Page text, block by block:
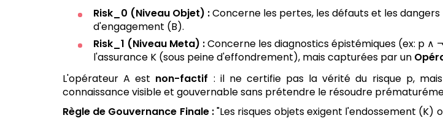
Risk_0 (Niveau Objet) :Concerne les pertes, les défauts et les
d'engagement (B).
Risk_1 (Niveau Meta) :Concerne les diagnostics épistémiques (ex: p ∧
l'assurance K (sous peine d'effondrement), mais capturées par un
L'opérateur A est non-factif : il ne certifie pas la vérité du risque p,
connaissance visible et gouvernable sans prétendre le résoudre
Règle de Gouvernance Finale :"Les risques objets exigent l'endossement (K)